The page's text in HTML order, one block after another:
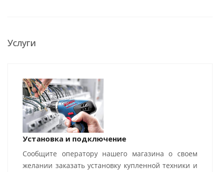
Услуги
Установка и подключение
Сообщите оператору нашего магазина о своем
желании заказать установку купленной техники и